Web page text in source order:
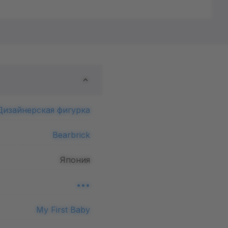
фигурка
Bearbrick
Япония
•••
My First Baby